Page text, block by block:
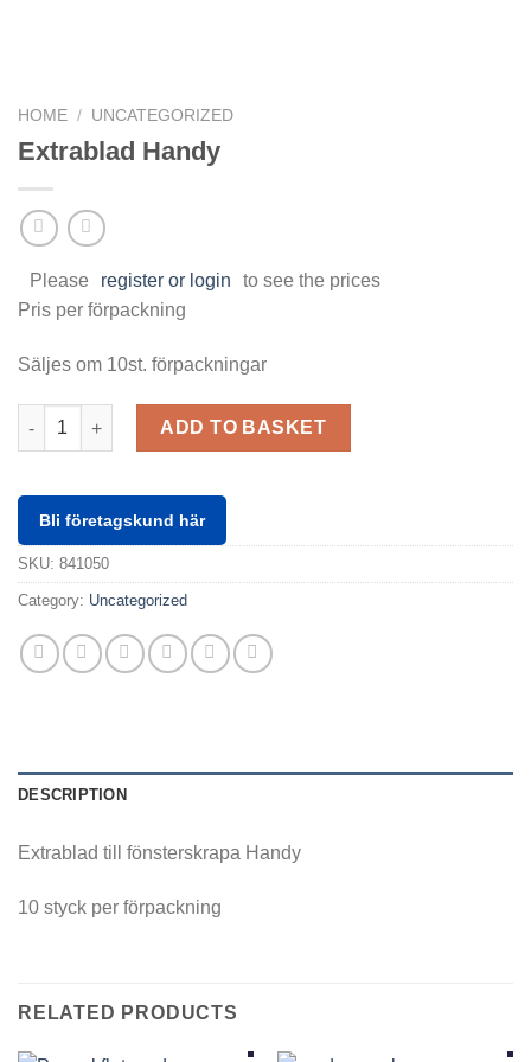
HOME / UNCATEGORIZED
Extrablad Handy
Please register or login
to see the prices
Pris per förpackning
Säljes om 10st. förpackningar
Extrablad Handy quantity
ADD TO BASKET
Bli företagskund här
SKU: 841050
Category: Uncategorized
DESCRIPTION
Extrablad till fönsterskrapa Handy
10 styck per förpackning
RELATED PRODUCTS